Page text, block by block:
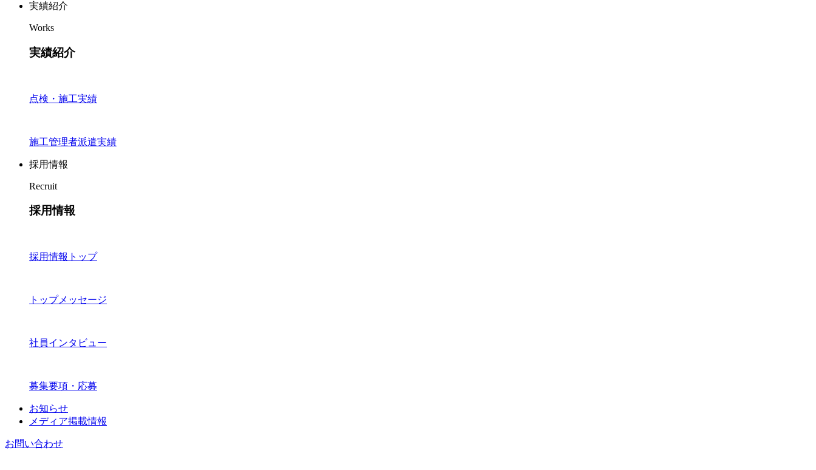
実績紹介
Works
実績紹介
点検・施工実績
施工管理者派遣実績
採用情報
Recruit
採用情報
採用情報トップ
トップメッセージ
社員インタビュー
募集要項・応募
お知らせ
メディア掲載情報
お問い合わせ